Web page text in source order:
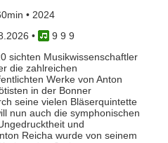
• 2024
•
9 9 9
sichten Musikwissenschaftler
die zahlreichen
Werke von Anton
in der Bonner
seine vielen Bläserquintette
nun auch die symphonischen
und
Reicha wurde von seinem